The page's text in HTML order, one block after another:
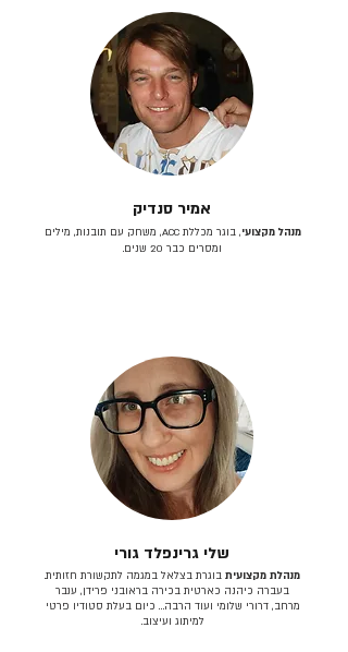
אמיר סנדיק
מנהל מקצועי
, בוגר מכללת ACC, משחק עם תובנות, מילים
ומסרים כבר 20 שנים.
שלי גרינפלד גורי
מנהלת מקצועית בוגרת בצלאל במגמה לתקשורת חזותית.
בעברה כיהנה כארטית בכירה בראובני פרידן, ענבר
מרחב, דרורי שלומי ועוד הרבה… כיום בעלת סטודיו פרטי
למיתוג ועיצוב.